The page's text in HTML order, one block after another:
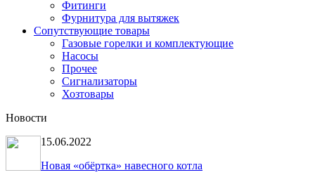
Фитинги
Фурнитура для вытяжек
Сопутствующие товары
Газовые горелки и комплектующие
Насосы
Прочее
Сигнализаторы
Хозтовары
Новости
15.06.2022
Новая «обёртка» навесного котла